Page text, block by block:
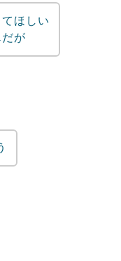
ほしい
が